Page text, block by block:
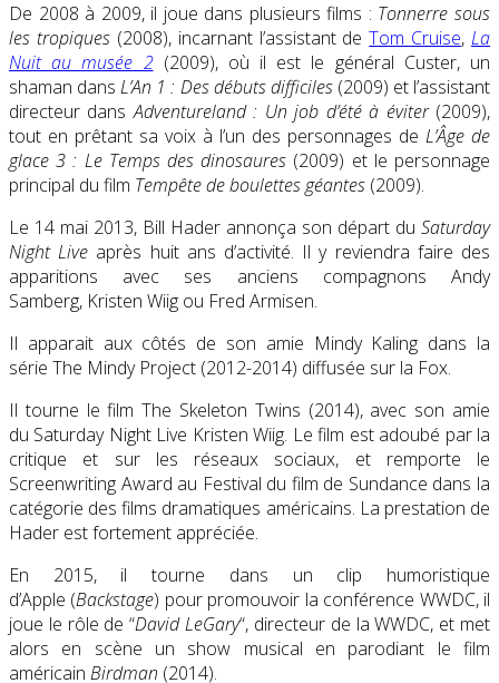
De 2008 à 2009, il joue dans plusieurs films : Tonnerre sous
les tropiques(2008), incarnant l’assistant deTom Cruise, La
Nuit au musée 2(2009), où il est le général Custer, un
shaman dansL’An 1 : Des débuts difficiles(2009) et l’assistant
directeur dansAdventureland : Un job d’été à éviter(2009),
tout en prêtant sa voix à l’un des personnages de L’Âge de
glace 3 : Le Temps des dinosaures (2009) et le personnage
principal du film Tempête de boulettes géantes (2009).
Le 14 mai 2013, Bill Hader annonça son départ du Saturday
Night Live après huit ans d’activité. Il y reviendra faire des
apparitions avec ses anciens compagnons Andy
Samberg, Kristen Wiig ou Fred Armisen.
Il apparait aux côtés de son amie Mindy Kaling dans la
série The Mindy Project (2012-2014) diffusée sur la Fox.
Il tourne le film The Skeleton Twins (2014), avec son amie
du Saturday Night Live Kristen Wiig. Le film est adoubé par la
critique et sur les réseaux sociaux, et remporte le
Screenwriting Award au Festival du film de Sundance dans la
catégorie des films dramatiques américains. La prestation de
Hader est fortement appréciée.
En 2015, il tourne dans un clip humoristique
d’Apple (Backstage) pour promouvoir la conférence WWDC, il
joue le rôle de “David LeGary“, directeur de la WWDC, et met
alors en scène un show musical en parodiant le film
américain Birdman (2014).